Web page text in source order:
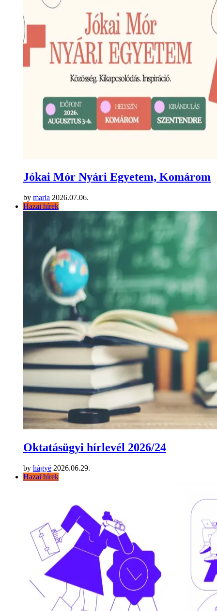
Jókai Mór Nyári Egyetem, Komárom
by maria 2026.07.06.
Hazai hírek
Oktatásügyi hírlevél 2026/24
by hágyé 2026.06.29.
Hazai hírek